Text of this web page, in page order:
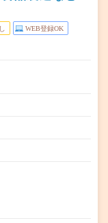
WEB登録OK